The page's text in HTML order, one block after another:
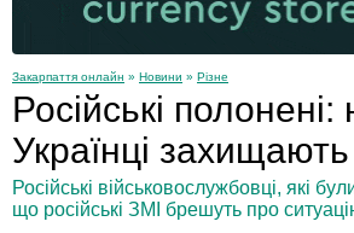
Закарпаття онлайн » Новини » Різне
Російські
Українці
Російські військовослужбовці, які
що російські ЗМІ брешуть про